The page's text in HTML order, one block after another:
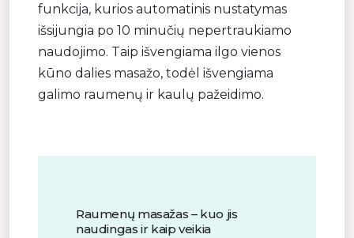
funkcija, kurios automatinis nustatymas
išsijungia po 10 minučių nepertraukiamo
naudojimo. Taip išvengiama ilgo vienos
kūno dalies masažo, todėl išvengiama
galimo raumenų ir kaulų pažeidimo.
Raumenų masažas – kuo jis
naudingas ir kaip veikia